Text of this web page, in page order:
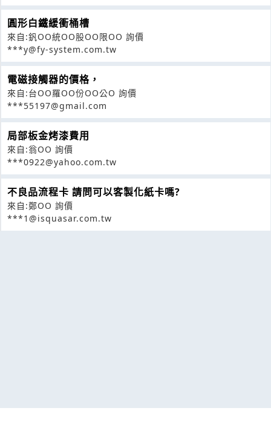
圓形白鐵緩衝桶槽
來自:釩OO統OO股OO限OO 詢價
***y@fy-system.com.tw
電磁接觸器的價格，
來自:台OO羅OO份OO公O 詢價
***55197@gmail.com
局部板金烤漆費用
來自:翁OO 詢價
***0922@yahoo.com.tw
不良品流程卡 請問可以客製化紙卡嗎?
來自:鄭OO 詢價
***1@isquasar.com.tw